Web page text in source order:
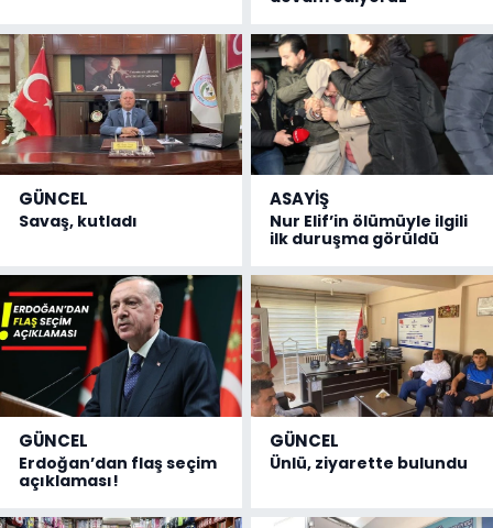
GÜNCEL
Savaş, kutladı
ASAYİŞ
Nur Elif’in ölümüyle ilgili
ilk duruşma görüldü
GÜNCEL
Erdoğan’dan flaş seçim
açıklaması!
GÜNCEL
Ünlü, ziyarette bulundu